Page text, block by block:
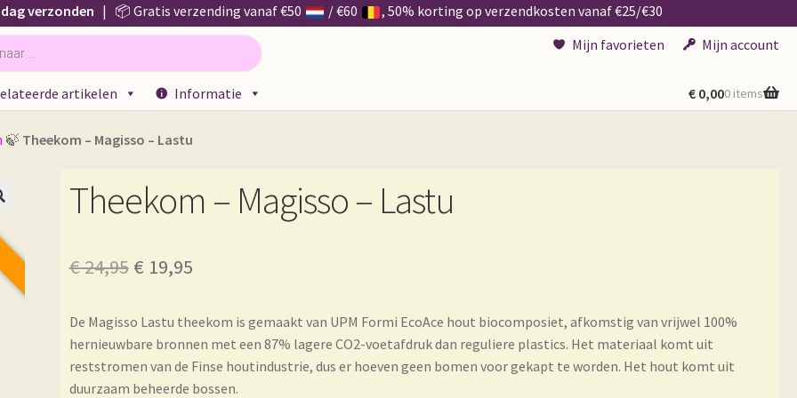
verzonden | 📦 Gratis verzending vanaf €50 / €60
, 50% korting op verzendkosten vanaf €25/€30
Mijn favorieten Mijn account
artikelen Informatie € 0,000 items
🍃 Theekom – Magisso – Lastu
Theekom – Magisso – Lastu
€24,95 Oorspronkelijke
was:
€ 24,95.
€ 19,95Huidige
is:
€ 19,95.
De Magisso Lastu theekom is gemaakt van UPM Formi EcoAce hout biocomposiet, afkomstig van vrijwel 100%
hernieuwbare bronnen met een 87% lagere CO2-voetafdruk dan reguliere plastics. Het materiaal komt uit
reststromen van de Finse houtindustrie, dus er hoeven geen bomen voor gekapt te worden. Het hout komt uit
duurzaam beheerde bossen.